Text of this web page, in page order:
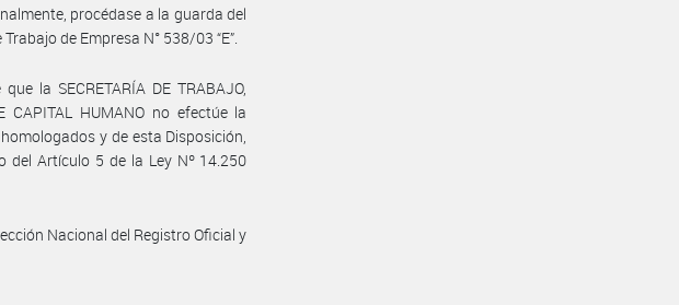
procédase a la guarda del
de Empresa N° 538/03 “E”.
la SECRETARÍA DE TRABAJO,
CAPITAL HUMANO no efectúe la
y de esta Disposición,
del Artículo 5 de la Ley Nº 14.250
Nacional del Registro Oficial y